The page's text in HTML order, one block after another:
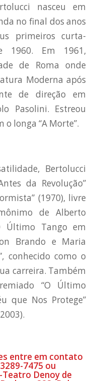
nasceu em
no final dos anos
primeiros curta-
1960. Em 1961,
de Roma onde
Moderna após
de direção em
Pasolini. Estreou
longa “A Morte”.
Bertolucci
da Revolução”
(1970), livre
de Alberto
Último Tango em
Brando e Maria
conhecido como o
carreira. Também
“O Último
que Nos Protege”
entre em contato
7475 ou
Teatro Denoy de